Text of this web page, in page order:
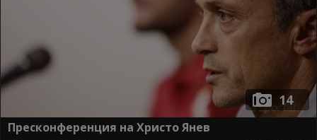
14
Пресконференция на Христо Янев